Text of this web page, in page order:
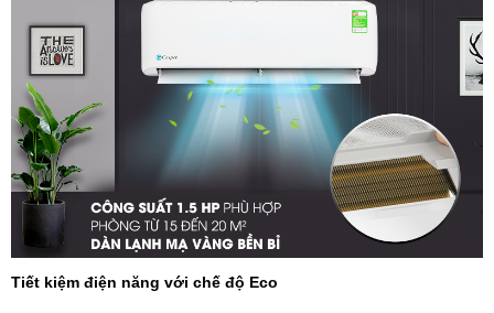
Tiết kiệm điện năng với chế độ Eco